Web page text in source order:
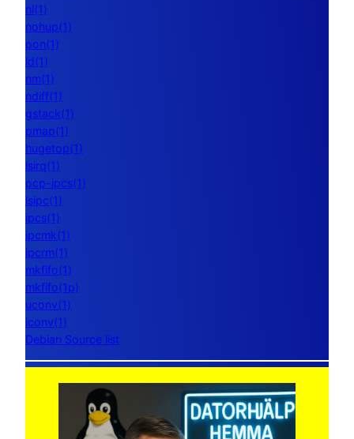
nl(1)
nohup(1)
pon(1)
ld(1)
nm(1)
ndiff(1)
gstack(1)
pmap(1)
hugetop(1)
lsirq(1)
pcp-ipcs(1)
lsipc(1)
ipcs(1)
ipcmk(1)
ipcrm(1)
mkfifo(1)
mkfifo(1p)
uconv(1)
iconv(1)
Debian Source list